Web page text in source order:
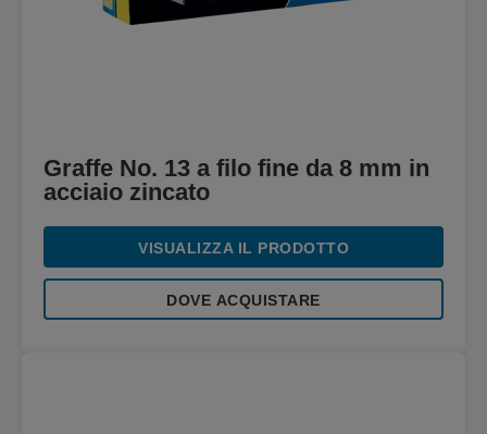
Graffe No. 13 a filo fine da 8 mm in
acciaio zincato
VISUALIZZA IL PRODOTTO
DOVE ACQUISTARE